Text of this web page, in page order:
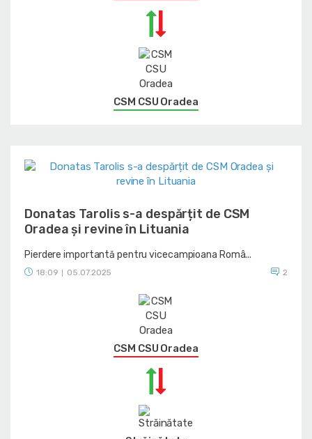
CSM CSU Oradea
Donatas Tarolis s-a despărțit de CSM
Oradea și revine în Lituania
Pierdere importantă pentru vicecampioana Româ...
18:09 05.07.2025 2
CSM CSU Oradea